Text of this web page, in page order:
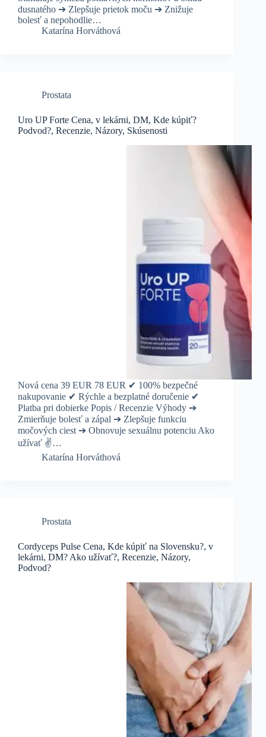
dusnatého ➔ Zlepšuje prietok moču ➔ Znižuje
bolesť a nepohodlie…
Katarína Horváthová
Prostata
Uro UP Forte Cena, v lekárni, DM, Kde kúpiť?
Podvod?, Recenzie, Názory, Skúsenosti
Nová cena 39 EUR 78 EUR ✔ 100% bezpečné
nakupovanie ✔ Rýchle a bezplatné doručenie ✔
Platba pri dobierke Popis / Recenzie Výhody ➔
Zmierňuje bolesť a zápal ➔ Zlepšuje funkciu
močových ciest ➔ Obnovuje sexuálnu potenciu Ako
užívať ✌️…
Katarína Horváthová
Prostata
Cordyceps Pulse Cena, Kde kúpiť na Slovensku?, v
lekárni, DM? Ako užívať?, Recenzie, Názory,
Podvod?